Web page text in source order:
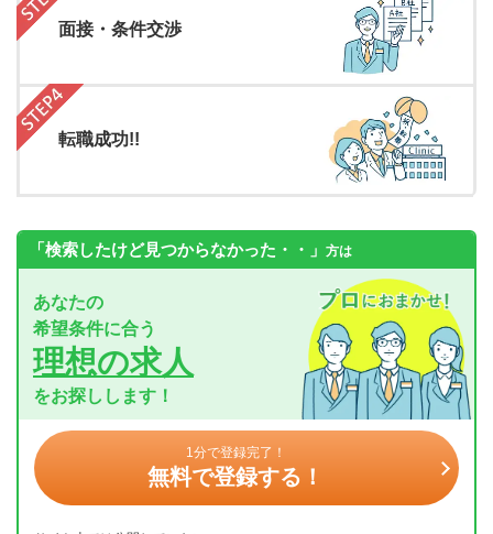
面接・条件交渉
転職成功!!
「検索したけど見つからなかった・・」 方は
あなたの
希望条件に合う
理想の求人
をお探しします！
1分で登録完了！
無料で登録する！